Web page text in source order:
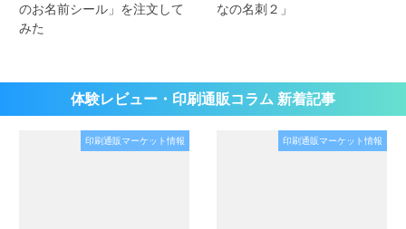
のお名前シール」を注文して
みた
なの名刺２」
体験レビュー・印刷通販コラム 新着記事
印刷通販マーケット情報 印刷通販マーケット情報